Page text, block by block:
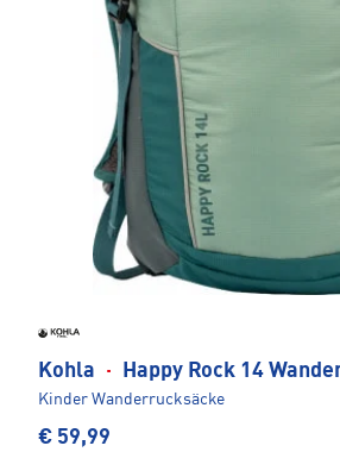
Kohla · Happy Rock 14
Kinder Wanderrucksäcke
€ 59,99